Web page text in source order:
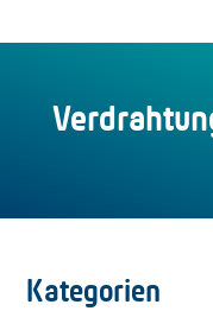
Kategorien